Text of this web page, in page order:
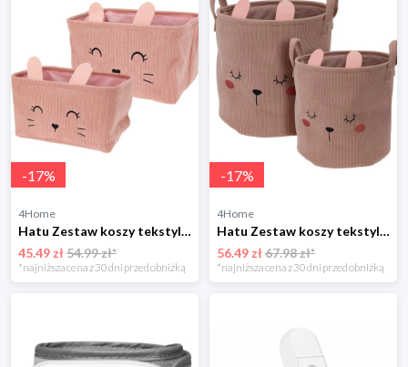
-17%
4Home
Hatu Zestaw koszy tekstylnych dla dzieci, różowy,2 szt. 4-Home
45.49 zł54.99 zł*
*najniższa cena z 30 dni przed obniżką
-17%
4Home
Hatu Zestaw koszy tekstylnych dla dzieci Królik, 2szt. 4-Home
56.49 zł67.98 zł*
*najniższa cena z 30 dni przed obniżką